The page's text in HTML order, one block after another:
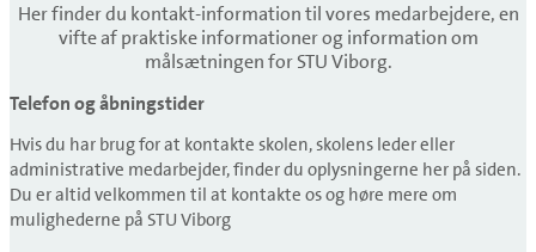
Her finder du kontakt-information til vores medarbejdere, en
vifte af praktiske informationer og information om
målsætningen for STU Viborg.
Telefon og åbningstider
Hvis du har brug for at kontakte skolen, skolens leder eller
administrative medarbejder, finder du oplysningerne her på siden.
Du er altid velkommen til at kontakte os og høre mere om
mulighederne på STU Viborg